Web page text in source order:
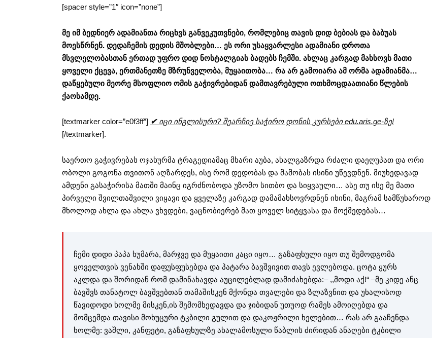
[spacer style=”1″ icon=”none”]
მე იმ ბედნიერ ადამიანთა რიცხვს განვეკუთვნები, რომლებიც თავის დიდ ბებიას და ბაბუას
მოესწრნენ. დედაჩემის დედის მშობლები… ეს ორი უსაყვარლესი ადამიანი დროთა
მსვლელობასთან ერთად უფრო დიდ ნოსტალგიას ბადებს ჩემში. ახლაც კარგად მახსოვს მათი
ყოველი ქცევა, ერთმანეთზე მზრუნველობა, მუყაითობა… რა არ გამოიარა ამ ორმა ადამიანმა…
დაწყებული მეორე მსოფლიო ომის გაჭივრებიდან დამთავრებული ოთხმოცდაათიანი წლების
ქაოსამდე.
[textmarker color=”e0f3ff”] ✔იცი ინგლისური? შეარჩიე საჭირო დონის კურსები edu.aris.ge-ზე!
[/textmarker].
საერთო გაჭივრებას ოჯახურმა ტრაგედიამაც მხარი აუბა, ახალგაზრდა რძალი დაეღუპათ და ორი
ობოლი გოგონა თვითონ აღზარდეს, ისე რომ დედობას და მამობას ისინი უწევდნენ. მიუხედავად
ამდენი გასაჭირისა მათში მაინც იგრძნობოდა უზომო სითბო და სიყვაული… ასე თუ ისე მე მათი
პირველი შვილთაშვილი ვიყავი და ყველაზე კარგად დამამახსოვრდნენ ისინი, მაგრამ სამწუხაროდ
მხოლოდ ახლა და ახლა ვხვდები, ვაცნობიერებ მათ ყოველ სიტყვასა და მოქმედებას…
ჩემი დიდი პაპა ხუმარა, მარჯვე და მუყაითი კაცი იყო… გაზაფხული იყო თუ შემოდგომა
ყოველთვის ვენახში დაფუსფუსებდა და პატარა ბავშვივით თავს ევლებოდა. ცოტა ყურს
აკლდა და შორიდან რომ დამინახავდა აუცილებლად დამიძახებდა:– ,,მოდი აქ!“ –მე კიდე ანც
ბავშვს თანატოლ ბავშვებთან თამაშისკენ მქონდა თვალები და ზლაზვნით და უხალისოდ
წავიდოდი ხოლმე მისკენ,ის შემომხედავდა და ჯიბიდან უთუოდ რამეს ამოიღებდა და
მომცემდა თავისი მოხუცური ტკბილი გულით და დაკოჟრილი ხელებით… რას არ გააჩენდა
ხოლმე: ვაშლი, კანფეტი, გაზაფხულზე ახალამოსული წაბლის ძირიდან ანაღები ტკბილი